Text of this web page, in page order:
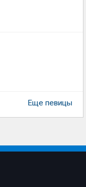
Еще певицы